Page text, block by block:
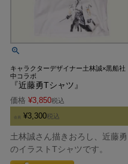
キャラクターデザイナー土林誠×黒船社
中コラボ
『近藤勇Tシャツ』
価格 ¥3,850税込
¥3,300税込
土林誠さん描きおろし、近藤勇
のイラストTシャツです。